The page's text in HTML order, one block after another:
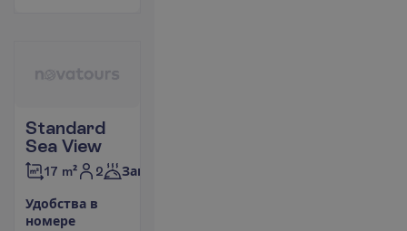
Standard
Sea View
17 m² 2 Завтраки
Удобства в
номере